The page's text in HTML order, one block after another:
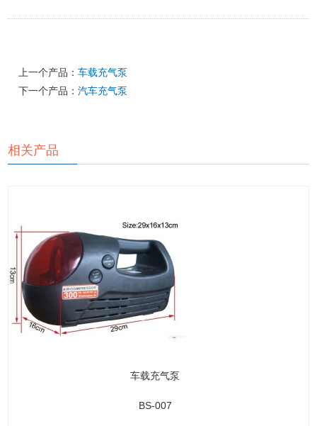
上一个产品：车载充气泵
下一个产品：汽车充气泵
相关产品
车载充气泵
BS-007